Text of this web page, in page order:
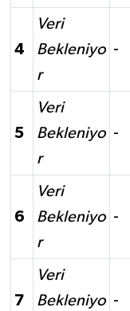
4
Veri
Bekleniyo
r
-
5
Veri
Bekleniyo
r
-
6
Veri
Bekleniyo
r
-
7
Veri
Bekleniyo -